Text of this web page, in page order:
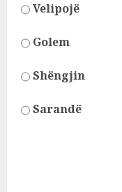
Velipojë
Golem
Shëngjin
Sarandë